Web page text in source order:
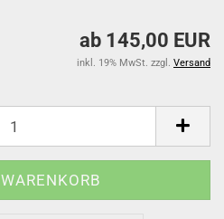
ab 145,00 EUR
inkl. 19% MwSt. zzgl. Versand